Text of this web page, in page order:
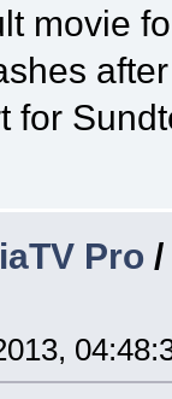
movie
for
Pro